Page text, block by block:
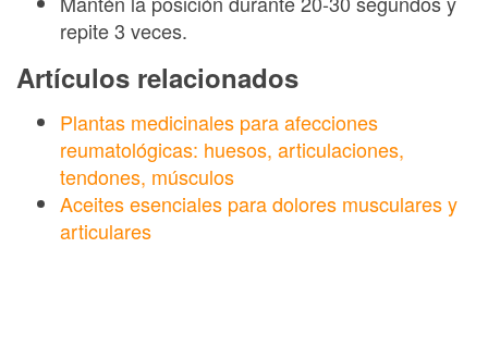
repite 3 veces.
Artículos relacionados
Plantas medicinales para afecciones
reumatológicas: huesos, articulaciones,
tendones, músculos
Aceites esenciales para dolores musculares y
articulares